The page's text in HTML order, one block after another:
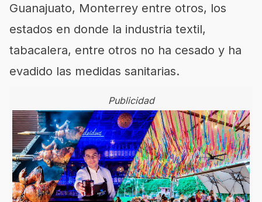
Guanajuato, Monterrey entre otros, los
estados en donde la industria textil,
tabacalera, entre otros no ha cesado y ha
evadido las medidas sanitarias.
Publicidad